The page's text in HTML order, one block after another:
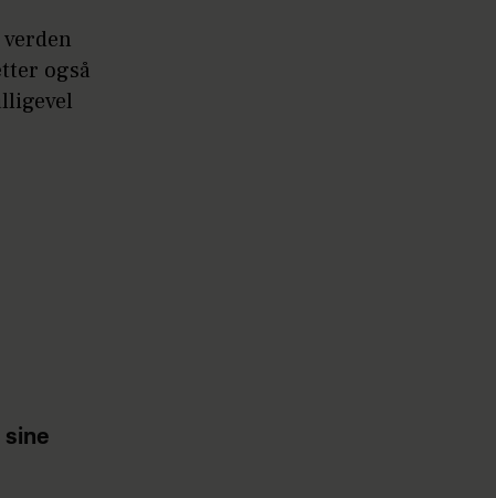
også
sine